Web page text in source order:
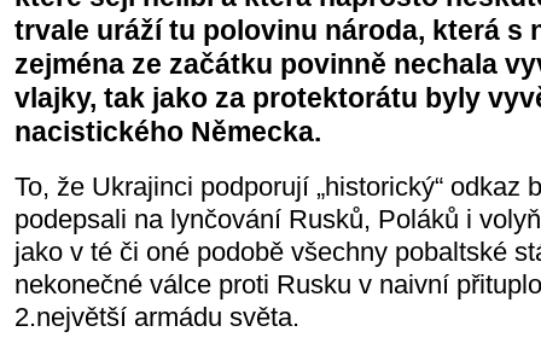
trvale uráží tu polovinu národa, která s
zejména ze začátku povinně nechala
vlajky, tak jako za protektorátu byly
nacistického Německa.
To, že Ukrajinci podporují „historický“ odkaz
podepsali na lynčování Rusků, Poláků i
jako v té či oné podobě všechny pobaltské
nekonečné válce proti Rusku v naivní
2.největší armádu světa.